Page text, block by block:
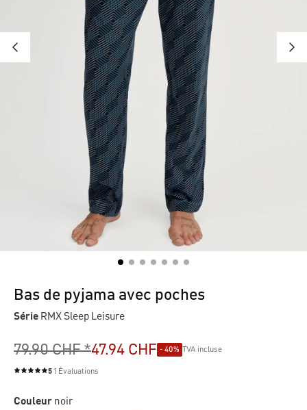
Bas de pyjama avec poches
Série RMX Sleep Leisure
79.90 CHF *47.94 CHF - 40% TVA incluse
Note moyenne de 5 sur 5 étoiles
51 Évaluations
Couleur noir